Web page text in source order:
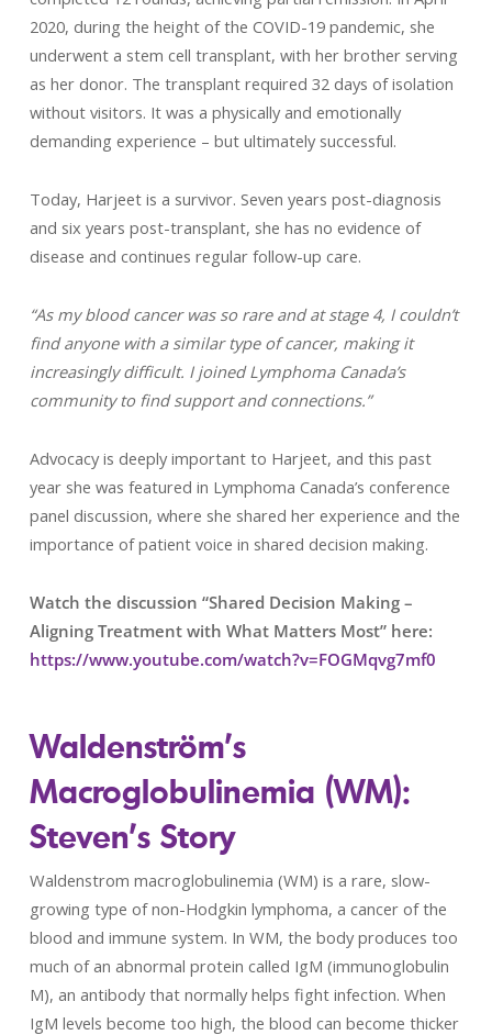
2020, during the height of the COVID-19 pandemic, she
underwent a stem cell transplant, with her brother serving
as her donor. The transplant required 32 days of isolation
without visitors. It was a physically and emotionally
demanding experience – but ultimately successful.
Today, Harjeet is a survivor. Seven years post-diagnosis
and six years post-transplant, she has no evidence of
disease and continues regular follow-up care.
“As my blood cancer was so rare and at stage 4, I couldn’t
find anyone with a similar type of cancer, making it
increasingly difficult. I joined Lymphoma Canada’s
community to find support and connections.”
Advocacy is deeply important to Harjeet, and this past
year she was featured in Lymphoma Canada’s conference
panel discussion, where she shared her experience and the
importance of patient voice in shared decision making.
Watch the discussion “Shared Decision Making –
Aligning Treatment with What Matters Most” here:
https://www.youtube.com/watch?v=FOGMqvg7mf0
Waldenström’s
Macroglobulinemia (WM):
Steven’s Story
Waldenstrom macroglobulinemia (WM) is a rare, slow-
growing type of non-Hodgkin lymphoma, a cancer of the
blood and immune system. In WM, the body produces too
much of an abnormal protein called IgM (immunoglobulin
M), an antibody that normally helps fight infection. When
IgM levels become too high, the blood can become thicker